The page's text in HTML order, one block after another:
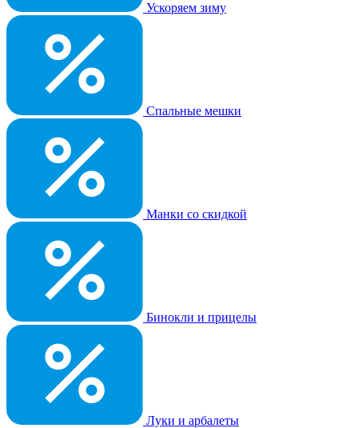
Ускоряем зиму
Спальные мешки
Манки со скидкой
Бинокли и прицелы
Луки и арбалеты